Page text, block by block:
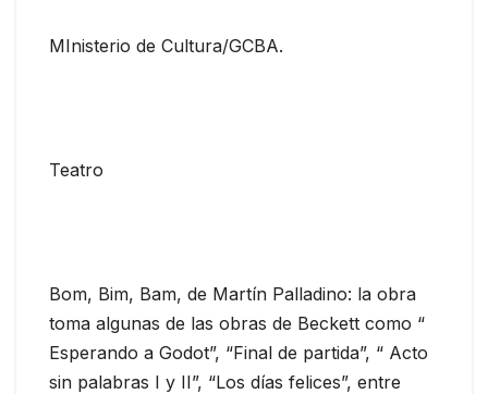
MInisterio de Cultura/GCBA.
Teatro
Bom, Bim, Bam, de Martín Palladino: la obra
toma algunas de las obras de Beckett como “
Esperando a Godot”, “Final de partida”, “ Acto
sin palabras I y II”, “Los días felices”, entre